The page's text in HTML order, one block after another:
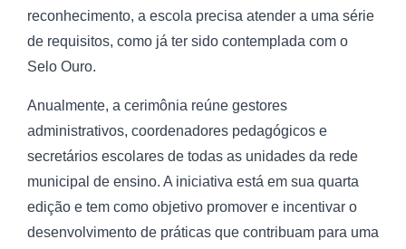
reconhecimento, a escola precisa atender a uma série
de requisitos, como já ter sido contemplada com o
Selo Ouro.
Anualmente, a cerimônia reúne gestores
administrativos, coordenadores pedagógicos e
secretários escolares de todas as unidades da rede
municipal de ensino. A iniciativa está em sua quarta
edição e tem como objetivo promover e incentivar o
desenvolvimento de práticas que contribuam para uma